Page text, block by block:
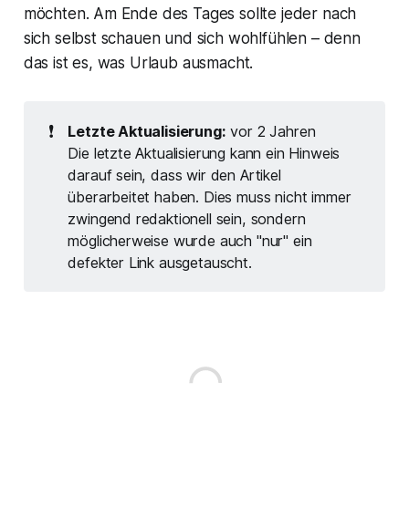
möchten. Am Ende des Tages sollte jeder nach
sich selbst schauen und sich wohlfühlen – denn
das ist es, was Urlaub ausmacht.
❗ Letzte Aktualisierung: vor 2 Jahren
Die letzte Aktualisierung kann ein Hinweis
darauf sein, dass wir den Artikel
überarbeitet haben. Dies muss nicht immer
zwingend redaktionell sein, sondern
möglicherweise wurde auch "nur" ein
defekter Link ausgetauscht.